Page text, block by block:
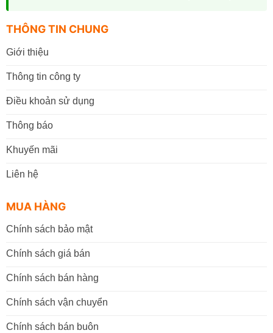
THÔNG TIN CHUNG
Giới thiệu
Thông tin công ty
Điều khoản sử dụng
Thông báo
Khuyến mãi
Liên hệ
MUA HÀNG
Chính sách bảo mật
Chính sách giá bán
Chính sách bán hàng
Chính sách vận chuyển
Chính sách bán buôn